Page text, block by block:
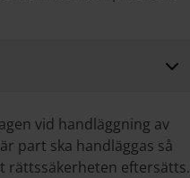
vid handläggning av
part ska handläggas så
rättssäkerheten eftersätts.